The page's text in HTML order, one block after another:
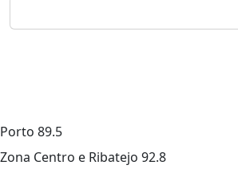
Porto 89.5
Zona Centro e Ribatejo 92.8